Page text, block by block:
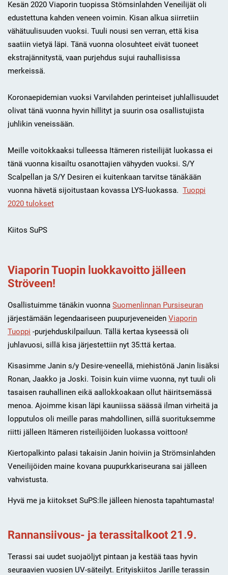
Kesän 2020 Viaporin tuopissa Stömsinlahden Veneilijät oli
edustettuna kahden veneen voimin. Kisan alkua siirretiin
vähätuulisuuden vuoksi. Tuuli nousi sen verran, että kisa
saatiin vietyä läpi. Tänä vuonna olosuhteet eivät tuoneet
ekstrajännitystä, vaan purjehdus sujui rauhallisissa
merkeissä.
Koronaepidemian vuoksi Varvilahden perinteiset juhlallisuudet
olivat tänä vuonna hyvin hillityt ja suurin osa osallistujista
juhlikin veneissään.
Meille voitokkaaksi tulleessa Itämeren risteilijät luokassa ei
tänä vuonna kisailtu osanottajien vähyyden vuoksi. S/Y
Scalpellan ja S/Y Desiren ei kuitenkaan tarvitse tänäkään
vuonna hävetä sijoitustaan kovassa LYS-luokassa. Tuoppi
2020 tulokset
Kiitos SuPS
Viaporin Tuopin luokkavoitto jälleen
Ströveen!
Osallistuimme tänäkin vuonna Suomenlinnan Pursiseuran
järjestämään legendaariseen puupurjeveneiden Viaporin
Tuoppi -purjehduskilpailuun. Tällä kertaa kyseessä oli
juhlavuosi, sillä kisa järjestettiin nyt 35:ttä kertaa.
Kisasimme Janin s/y Desire-veneellä, miehistönä Janin lisäksi
Ronan, Jaakko ja Joski. Toisin kuin viime vuonna, nyt tuuli oli
tasaisen rauhallinen eikä aallokkoakaan ollut häiritsemässä
menoa. Ajoimme kisan läpi kauniissa säässä ilman virheitä ja
lopputulos oli meille paras mahdollinen, sillä suorituksemme
riitti jälleen Itämeren risteilijöiden luokassa voittoon!
Kiertopalkinto palasi takaisin Janin hoiviin ja Strömsinlahden
Veneilijöiden maine kovana puupurkkariseurana sai jälleen
vahvistusta.
Hyvä me ja kiitokset SuPS:lle jälleen hienosta tapahtumasta!
Rannansiivous- ja terassitalkoot 21.9.
Terassi sai uudet suojaöljyt pintaan ja kestää taas hyvin
seuraavien vuosien UV-säteilyt. Erityiskiitos Jarille terassin